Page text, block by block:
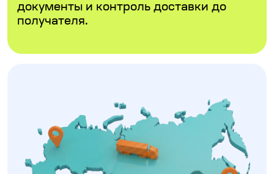
документы и контроль доставки до
получателя.